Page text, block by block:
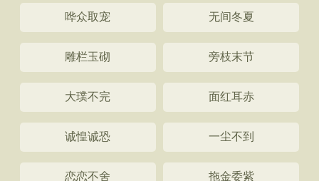
哗众取宠 无间冬夏
雕栏玉砌 旁枝末节
大璞不完 面红耳赤
诚惶诚恐 一尘不到
恋恋不舍 拖金委紫